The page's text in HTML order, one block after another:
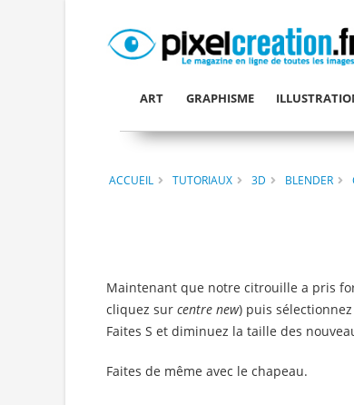
ART GRAPHISME
ACCUEIL TUTORIAUX 3D BLENDER
Maintenant que notre citrouille a pris
cliquez sur centre new) puis
Faites S et diminuez la taille des
Faites de même avec le chapeau.